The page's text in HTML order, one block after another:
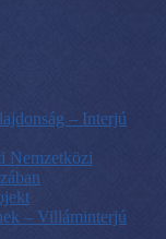
– Interjú
Nemzetközi
– Villáminterjú